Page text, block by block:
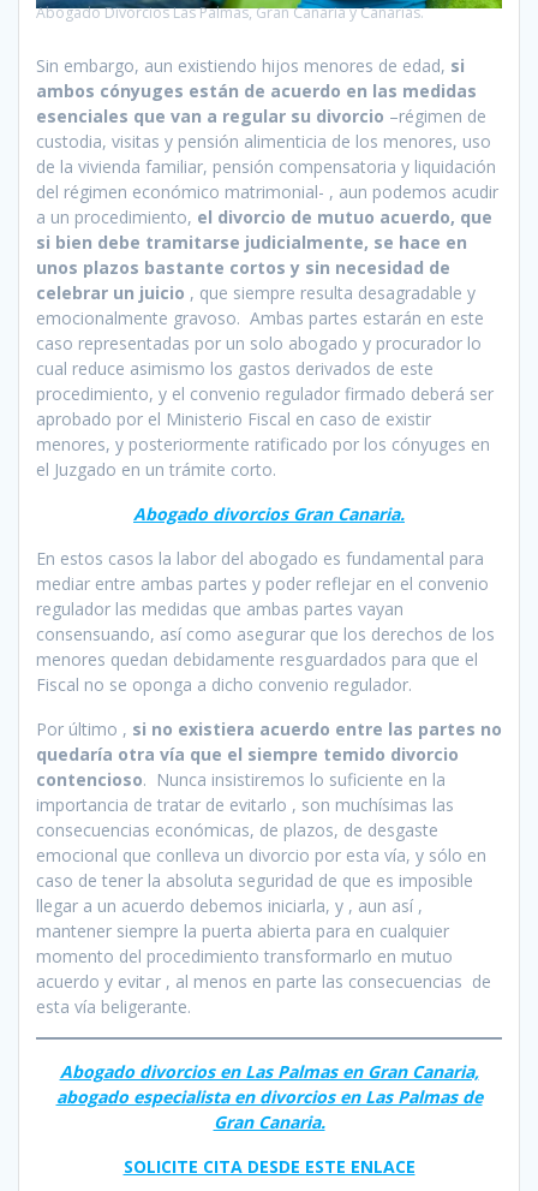
Abogado Divorcios Las Palmas, Gran Canaria y Canarias.
Sin embargo, aun existiendo hijos menores de edad, si
ambos cónyuges están de acuerdo en las medidas
esenciales que van a regular su divorcio –régimen de
custodia, visitas y pensión alimenticia de los menores, uso
de la vivienda familiar, pensión compensatoria y liquidación
del régimen económico matrimonial- , aun podemos acudir
a un procedimiento, el divorcio de mutuo acuerdo, que
si bien debe tramitarse judicialmente, se hace en
unos plazos bastante cortos y sin necesidad de
celebrar un juicio , que siempre resulta desagradable y
emocionalmente gravoso. Ambas partes estarán en este
caso representadas por un solo abogado y procurador lo
cual reduce asimismo los gastos derivados de este
procedimiento, y el convenio regulador firmado deberá ser
aprobado por el Ministerio Fiscal en caso de existir
menores, y posteriormente ratificado por los cónyuges en
el Juzgado en un trámite corto.
Abogado divorcios Gran Canaria.
En estos casos la labor del abogado es fundamental para
mediar entre ambas partes y poder reflejar en el convenio
regulador las medidas que ambas partes vayan
consensuando, así como asegurar que los derechos de los
menores quedan debidamente resguardados para que el
Fiscal no se oponga a dicho convenio regulador.
Por último , si no existiera acuerdo entre las partes no
quedaría otra vía que el siempre temido divorcio
contencioso. Nunca insistiremos lo suficiente en la
importancia de tratar de evitarlo , son muchísimas las
consecuencias económicas, de plazos, de desgaste
emocional que conlleva un divorcio por esta vía, y sólo en
caso de tener la absoluta seguridad de que es imposible
llegar a un acuerdo debemos iniciarla, y , aun así ,
mantener siempre la puerta abierta para en cualquier
momento del procedimiento transformarlo en mutuo
acuerdo y evitar , al menos en parte las consecuencias de
esta vía beligerante.
Abogado divorcios en Las Palmas en Gran Canaria,
abogado especialista en divorcios en Las Palmas de
Gran Canaria.
SOLICITE CITA DESDE ESTE ENLACE